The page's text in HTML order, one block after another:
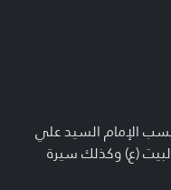
الإمام السيد علي
(ع) وكذلك سيرة